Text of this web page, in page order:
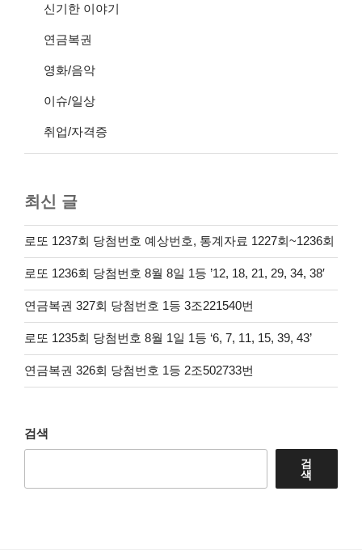
신기한 이야기
연금복권
영화/음악
이슈/일상
취업/자격증
최신 글
로또 1237회 당첨번호 예상번호, 통계자료 1227회~1236회
로또 1236회 당첨번호 8월 8일 1등 ’12, 18, 21, 29, 34, 38′
연금복권 327회 당첨번호 1등 3조221540번
로또 1235회 당첨번호 8월 1일 1등 ‘6, 7, 11, 15, 39, 43’
연금복권 326회 당첨번호 1등 2조502733번
검색
검
색